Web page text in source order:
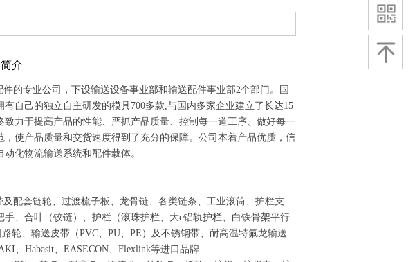
介
的专业公司，下设输送设备事业部和输送配件事业部2个部门。国
有自己的独立自主研发的模具700多款,与国内多家企业建立了长达15
力于提高产品的性能、严抓产品质量、控制每一道工序、做好每一
使产品质量和交货速度得到了充分的保障。公司本着产品优质，信
动化物流输送系统和配件载体。
配套链轮、过渡梳子板、龙骨链、各类链条、工业滚筒、护栏支
、合叶（铰链）、护栏（滚珠护栏、大c铝轨护栏、白铁骨架平行
轮、输送皮带（PVC、 PU、 PE ）及不锈钢带、耐高温特氟龙输送
、 Habasit、 EASECON、 Flexlink等进口品牌.